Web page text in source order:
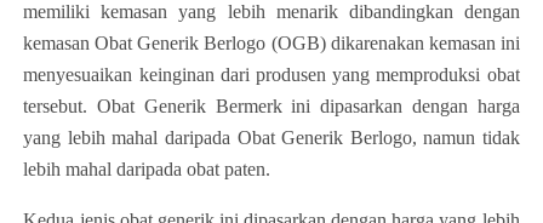
memiliki kemasan yang lebih menarik dibandingkan dengan
kemasan Obat Generik Berlogo (OGB) dikarenakan kemasan ini
menyesuaikan keinginan dari produsen yang memproduksi obat
tersebut. Obat Generik Bermerk ini dipasarkan dengan harga
yang lebih mahal daripada Obat Generik Berlogo, namun tidak
lebih mahal daripada obat paten.